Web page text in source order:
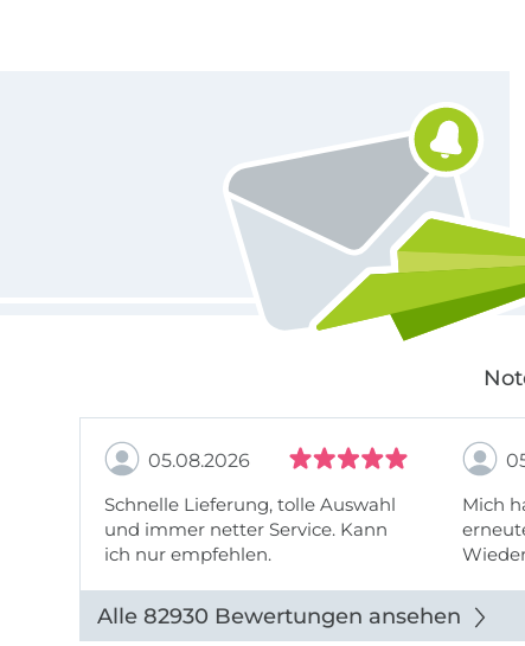
05.08.2026
Schnelle Lieferung, tolle Auswahl
und immer netter Service. Kann
ich nur empfehlen.
Mich
Alle 82930 Bewertungen ansehen